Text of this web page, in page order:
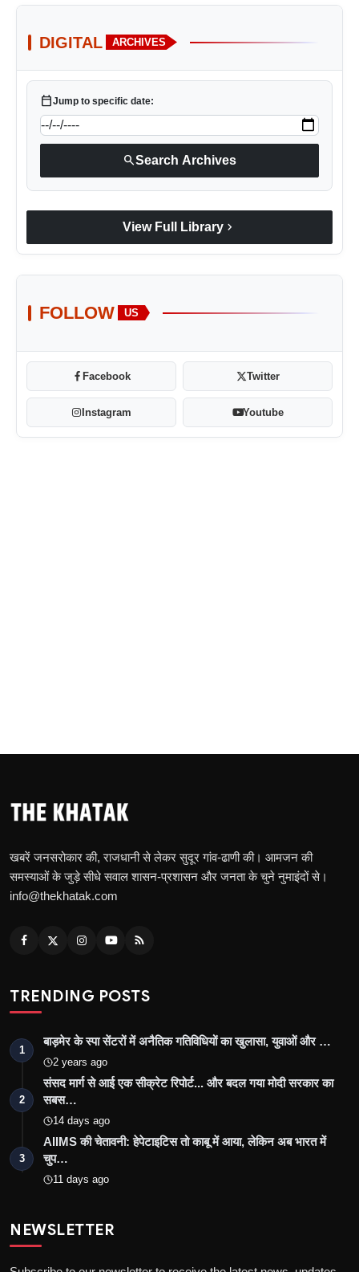
DIGITAL ARCHIVES
calendar_todayJump to specific date:
searchSearch Archives
View Full Library chevron_right
FOLLOW US
Facebook Twitter
Instagram Youtube
खबरें जनसरोकार की, राजधानी से लेकर सुदूर गांव-ढाणी की। आमजन की
समस्याओं के जुड़े सीधे सवाल शासन-प्रशासन और जनता के चुने नुमाइंदों से।
info@thekhatak.com
TRENDING POSTS
1
बाड़मेर के स्पा सेंटरों में अनैतिक गतिविधियों का खुलासा, युवाओं और …
2 years ago
2
संसद मार्ग से आई एक सीक्रेट रिपोर्ट... और बदल गया मोदी सरकार का
सबस…
14 days ago
3
AIIMS की चेतावनी: हेपेटाइटिस तो काबू में आया, लेकिन अब भारत में
चुप…
11 days ago
NEWSLETTER